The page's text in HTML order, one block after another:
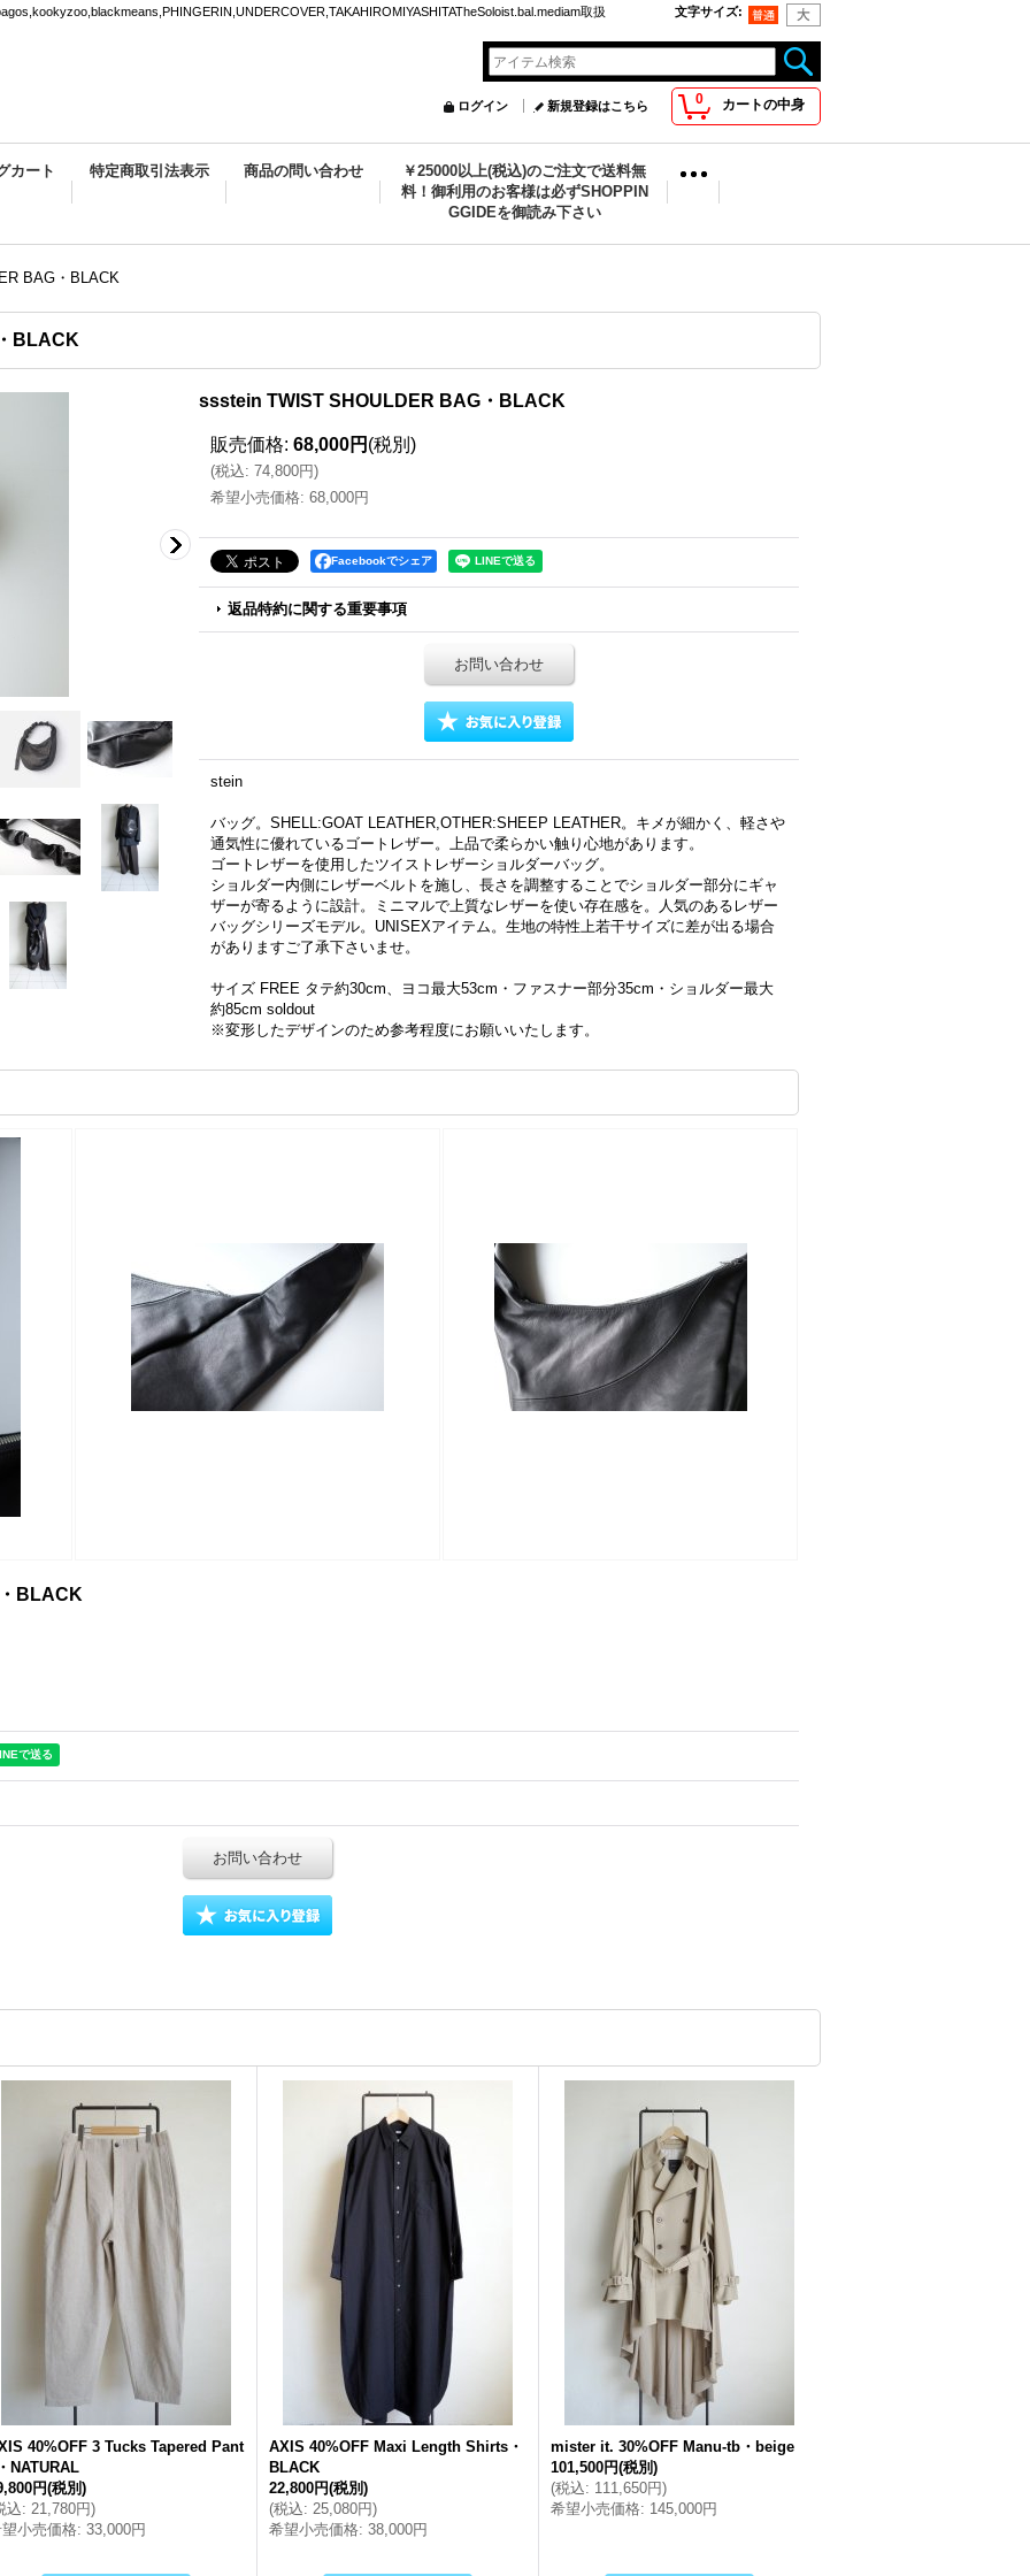
取扱 文字サイズ:
0 カートの中身
ログイン 新規登録はこちら
カート 特定商取引法表示 商品の問い合わせ
￥25000以上(税込)のご注文で送料無
料！御利用のお客様は必ずSHOPPIN
GGIDEを御読み下さい
BAG・BLACK
BLACK
ssstein TWIST SHOULDER BAG・BLACK
販売価格: 68,000円 (税別)
(税込: 74,800円)
希望小売価格: 68,000円
Facebookでシェア
返品特約に関する重要事項
お問い合わせ
stein
バッグ。SHELL:GOAT LEATHER,OTHER:SHEEP LEATHER。キメが細かく、軽さや
通気性に優れているゴートレザー。上品で柔らかい触り心地があります。
ゴートレザーを使用したツイストレザーショルダーバッグ。
ショルダー内側にレザーベルトを施し、長さを調整することでショルダー部分にギャ
ザーが寄るように設計。ミニマルで上質なレザーを使い存在感を。人気のあるレザー
バッグシリーズモデル。UNISEXアイテム。生地の特性上若干サイズに差が出る場合
がありますご了承下さいませ。
サイズ FREE タテ約30cm、ヨコ最大53cm・ファスナー部分35cm・ショルダー最大
約85cm soldout
※変形したデザインのため参考程度にお願いいたします。
BLACK
お問い合わせ
40%OFF 3 Tucks Tapered Pant
NATURAL
円(税別)
込: 21,780円)
小売価格: 33,000円
AXIS 40%OFF Maxi Length Shirts・
BLACK
22,800円(税別)
(税込: 25,080円)
希望小売価格: 38,000円
mister it. 30%OFF Manu-tb・beige
101,500円(税別)
(税込: 111,650円)
希望小売価格: 145,000円